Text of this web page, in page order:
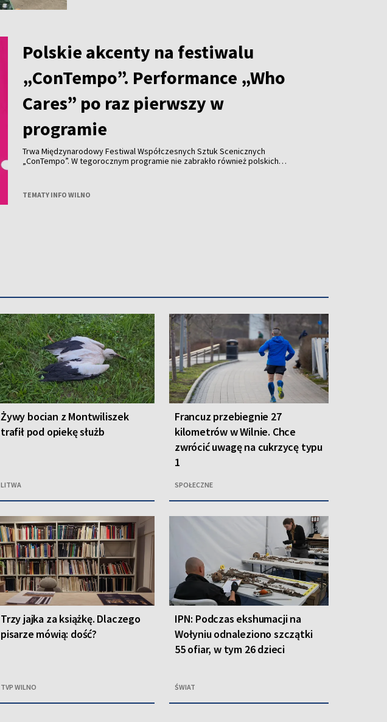
Polskie akcenty na festiwalu
„ConTempo”. Performance „Who
Cares” po raz pierwszy w
programie
Trwa Międzynarodowy Festiwal Współczesnych Sztuk Scenicznych
„ConTempo”. W tegorocznym programie nie zabrakło również polskich
„Who Cares”.
TEMATY INFO WILNO
Żywy bocian z Montwiliszek
trafił pod opiekę służb
LITWA
Francuz przebiegnie 27
kilometrów w Wilnie. Chce
zwrócić uwagę na cukrzycę typu
1
SPOŁECZNE
Trzy jajka za książkę. Dlaczego
pisarze mówią: dość?
TVP WILNO
IPN: Podczas ekshumacji na
Wołyniu odnaleziono szczątki
55 ofiar, w tym 26 dzieci
ŚWIAT